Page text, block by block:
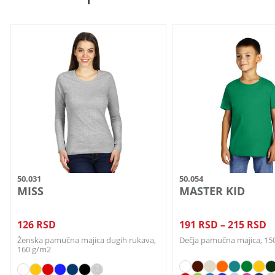
50.031
MISS
126 RSD
Ženska pamučna majica dugih rukava,
160 g/m2
stranici
proizvoda.
50.054
MASTER KID
191 RSD –215 RSD
Dečja pamučna majica,
stranici
proizvoda.